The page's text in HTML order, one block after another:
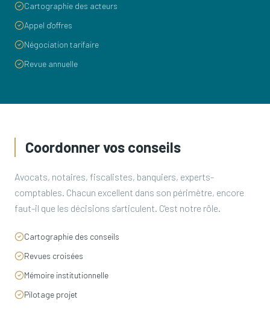
Cartographie des acteurs
Appel d'offres
Négociation tarifaire
Revue annuelle
Coordonner vos conseils
Avocats, notaires, fiscalistes, banquiers, experts-
comptables. Chacun excellent dans son périmètre, encore
faut-il que les décisions s'articulent. C'est notre rôle.
Cartographie des conseils
Revues croisées
Mémoire institutionnelle
Pilotage projet